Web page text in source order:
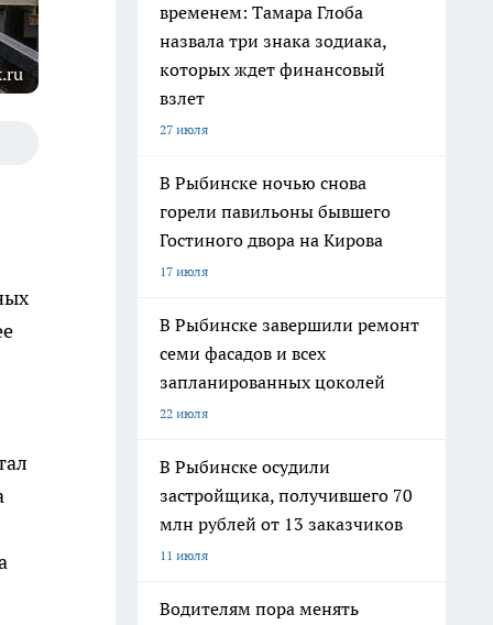
временем: Тамара Глоба
назвала три знака зодиака,
которых ждет финансовый
взлет
27 июля
В Рыбинске ночью снова
горели павильоны бывшего
Гостиного двора на Кирова
17 июля
В Рыбинске завершили ремонт
семи фасадов и всех
запланированных цоколей
22 июля
В Рыбинске осудили
застройщика, получившего 70
млн рублей от 13 заказчиков
11 июля
Водителям пора менять